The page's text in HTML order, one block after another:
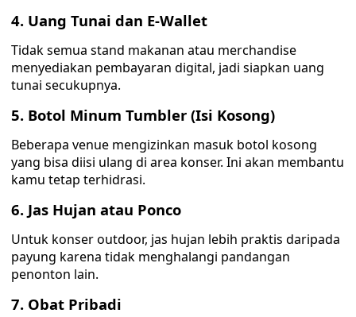
4. Uang Tunai dan E-Wallet
Tidak semua stand makanan atau merchandise
menyediakan pembayaran digital, jadi siapkan uang
tunai secukupnya.
5. Botol Minum Tumbler (Isi Kosong)
Beberapa venue mengizinkan masuk botol kosong
yang bisa diisi ulang di area konser. Ini akan membantu
kamu tetap terhidrasi.
6. Jas Hujan atau Ponco
Untuk konser outdoor, jas hujan lebih praktis daripada
payung karena tidak menghalangi pandangan
penonton lain.
7. Obat Pribadi